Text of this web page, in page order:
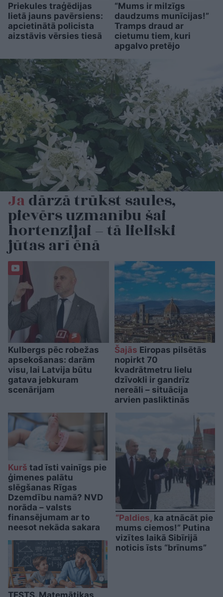
Priekules traģēdijas
lietā jauns pavērsiens:
apcietinātā policista
aizstāvis vērsies tiesā
“Mums ir milzīgs
daudzums munīcijas!”
Tramps draud ar
cietumu tiem, kuri
apgalvo pretējo
Jadārzā trūkst saules,
pievērs uzmanību šai
hortenzijai – tā lieliski
jūtas arī ēnā
Kulbergs pēc robežas
apsekošanas: darām
visu, lai Latvija būtu
gatava jebkuram
scenārijam
Šajās Eiropas pilsētās
nopirkt 70
kvadrātmetru lielu
dzīvokli ir gandrīz
nereāli – situācija
arvien pasliktinās
Kurš tad īsti vainīgs pie
ģimenes palātu
slēgšanas Rīgas
Dzemdību namā? NVD
norāda – valsts
finansējumam ar to
neesot nekāda sakara
“Paldies, ka atnācāt pie
mums ciemos!” Putina
vizītes laikā Sibīrijā
noticis īsts “brīnums”